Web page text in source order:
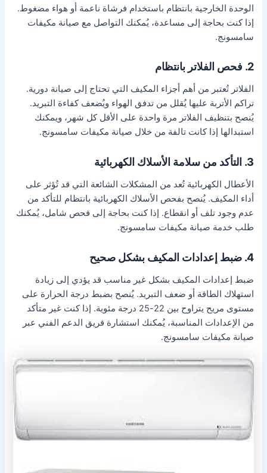
الوحدة الخارجية بانتظام باستخدام فرشاة ناعمة أو هواء مضغوط.
إذا كنت بحاجة إلى مساعدة، يُمكنك التواصل مع صيانة مكيفات
سامسونج.
2. فحص الفلاتر بانتظام
الفلاتر تُعتبر من أهم أجزاء المكيف التي تحتاج إلى صيانة دورية.
تراكم الأتربة عليها يُقلل من تدفق الهواء ويُضعف كفاءة التبريد.
يُنصح بتنظيف الفلاتر مرة واحدة على الأقل كل شهر، ويمكنك
استبدالها إذا كانت تالفة من خلال صيانة مكيفات سامسونج.
3. التأكد من سلامة الأسلاك الكهربائية
الأعطال الكهربائية تُعد من المشكلات الشائعة التي قد تُؤثر على
أداء المكيف. يُنصح بفحص الأسلاك الكهربائية بانتظام للتأكد من
عدم وجود تلف أو انقطاع. إذا كنت بحاجة إلى فحص شامل، يُمكنك
طلب خدمة صيانة مكيفات سامسونج.
4. ضبط إعدادات المكيف بشكل صحيح
ضبط إعدادات المكيف بشكل غير مناسب قد يؤدي إلى زيادة
استهلاك الطاقة أو ضعف التبريد. يُنصح بضبط درجة الحرارة على
مستوى مريح يتراوح بين 22-25 درجة مئوية. إذا كنت غير متأكد
من الإعدادات المناسبة، يُمكنك استشارة فريق الدعم الفني عبر
صيانة مكيفات سامسونج.